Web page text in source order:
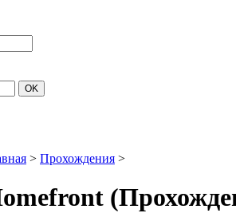
> Прохождения >